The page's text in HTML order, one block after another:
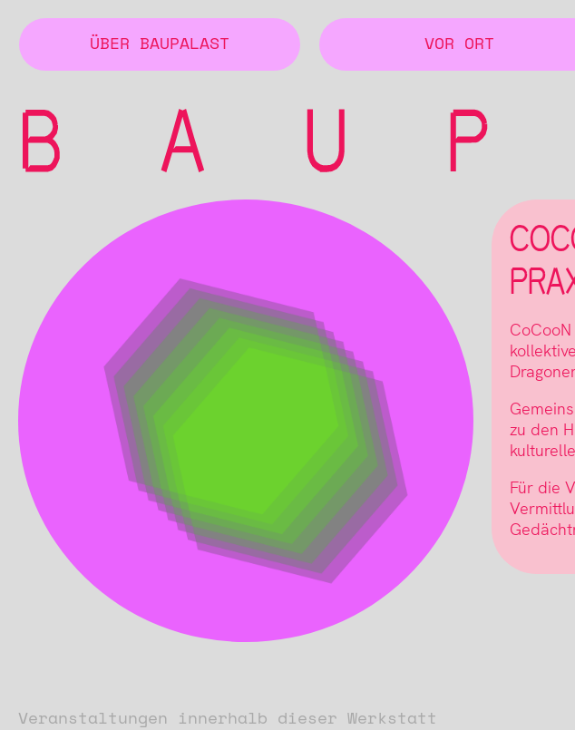
ÜBER BAUPALAST VOR ORT
zu den
Für die
Veranstaltungen innerhalb dieser Werkstatt